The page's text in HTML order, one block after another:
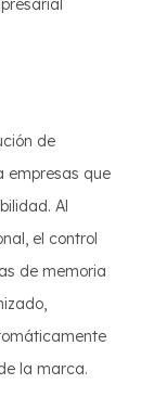
de
empresas que
Al
el control
de memoria
la marca.